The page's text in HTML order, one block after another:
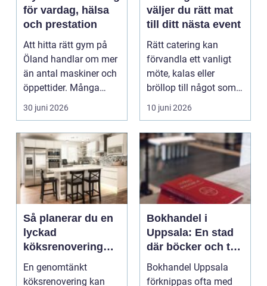
för vardag, hälsa
och prestation
Att hitta rätt gym på
Öland handlar om mer
än antal maskiner och
öppettider. Många
söker en plats dä...
30 juni 2026
väljer du rätt mat
till ditt nästa event
Rätt catering kan
förvandla ett vanligt
möte, kalas eller
bröllop till något som
gästerna pratar om ...
10 juni 2026
Så planerar du en
lyckad
köksrenovering
från idé till färdigt
kök
En genomtänkt
köksrenovering kan
Bokhandel i
Uppsala: En stad
där böcker och tro
möts
Bokhandel Uppsala
förknippas ofta med